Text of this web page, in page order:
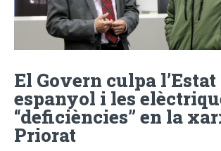
El Govern culpa l’Estat
espanyol i les
“deficiències” en la
Priorat